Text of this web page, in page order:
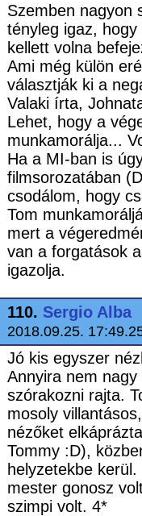
Szemben nagyon
tényleg igaz, hogy
kellett volna
Ami még külön
választják ki a
Valaki írta,
Lehet, hogy a
munkamorálja...
Ha a MI-ban is
filmsorozatában
csodálom, hogy
Tom
mert a
van a forgatások
igazolja.
110. Sergio Alba
2018.09.25.
Jó kis egyszer
Annyira nem
szórakozni rajta.
mosoly
nézőket
Tommy :D),
helyzetekbe
mester gonosz
szimpi volt. 4*